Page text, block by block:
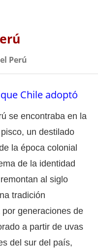
Perú
Chile adoptó
se encontraba en la
un destilado
la época colonial
de la identidad
al siglo
tradición
generaciones de
a partir de uvas
del sur del país,